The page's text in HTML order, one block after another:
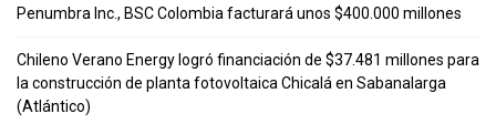
Penumbra Inc., BSC Colombia facturará unos $400.000 millones
Chileno Verano Energy logró financiación de $37.481 millones para
la construcción de planta fotovoltaica Chicalá en Sabanalarga
(Atlántico)